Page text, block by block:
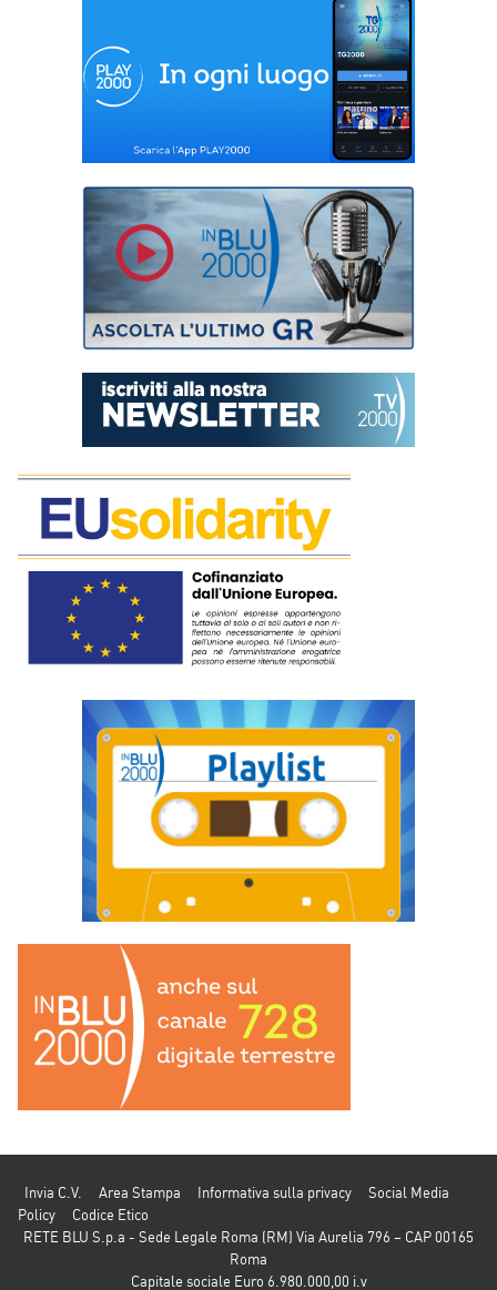
Invia C.V. Area Stampa Informativa sulla privacy
Social Media
Policy
Codice Etico
RETE BLU S.p.a - Sede Legale Roma (RM) Via Aurelia 796 – CAP 00165
Roma
Capitale sociale Euro 6.980.000,00 i.v